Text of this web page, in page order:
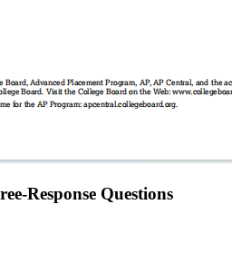
Response Questions